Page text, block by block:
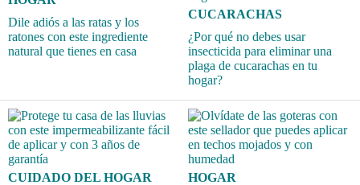
Dile adiós a las ratas y los
ratones con este ingrediente
natural que tienes en casa
CUCARACHAS
¿Por qué no debes usar
insecticida para eliminar una
plaga de cucarachas en tu
hogar?
CUIDADO DEL HOGAR
HOGAR